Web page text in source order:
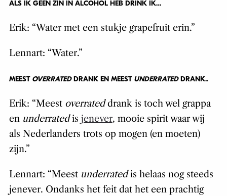
ALS IK GEEN ZIN IN ALCOHOL HEB DRINK IK…
Erik: “Water met een stukje grapefruit erin.”
Lennart: “Water.”
MEEST OVERRATEDDRANK EN MEEST UNDERRATEDDRANK..
Erik: “Meest overrateddrank is toch wel grappa
en underratedis jenever, mooie spirit waar wij
als Nederlanders trots op mogen (en moeten)
zijn.”
Lennart: “Meest underratedis helaas nog steeds
jenever. Ondanks het feit dat het een prachtig